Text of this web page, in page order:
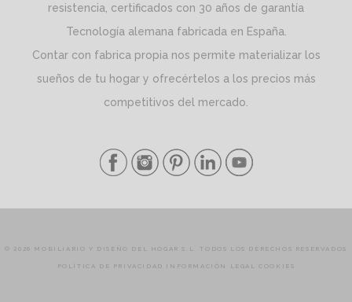
resistencia, certificados con 30 años de garantía
Tecnología alemana fabricada en España.
Contar con fabrica propia nos permite materializar los
sueños de tu hogar y ofrecértelos a los precios más
competitivos del mercado.
© 2026 MOBILIARIO Y DISEÑO DEL HOGAR S.L. TODOS LOS DERECHOS RESERVADOS
POLÍTICA DE PRIVACIDAD INFORMACIÓN LEGAL COOKIES